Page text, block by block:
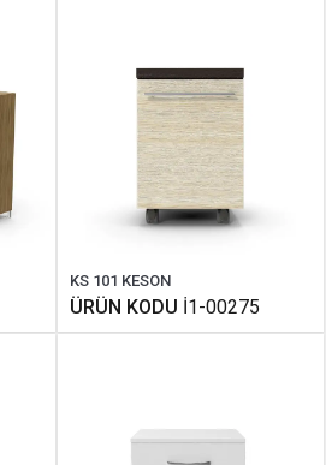
KS 101 KESON
ÜRÜN KODU İ1-00275